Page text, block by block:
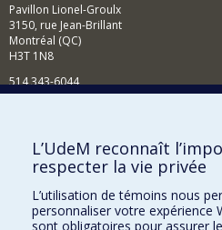
Pavillon Lionel-Groulx
3150, rue Jean-Brillant
Montréal (QC)
H3T 1N8
514 343-6044
Comment soutenir l'École?
BESOIN D'AIDE?
Plan du site
Signaler une erreur
L’UdeM reconnaît
respecter la vie privée
L’utilisation de témoins nous
personnaliser votre expérience
sont obligatoires pour assurer